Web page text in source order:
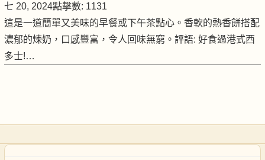
七 20, 2024點擊數: 1131
這是一道簡單又美味的早餐或下午茶點心。香軟的熱香餅搭配
濃郁的煉奶，口感豐富，令人回味無窮。評語: 好食過港式西
多士!…